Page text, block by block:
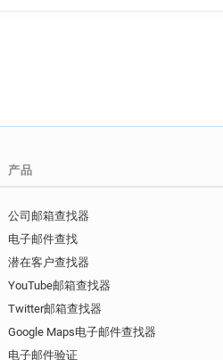
产品
公司邮箱查找器
电子邮件查找
潜在客户查找器
YouTube邮箱查找器
Twitter邮箱查找器
Google Maps电子邮件查找器
电子邮件验证